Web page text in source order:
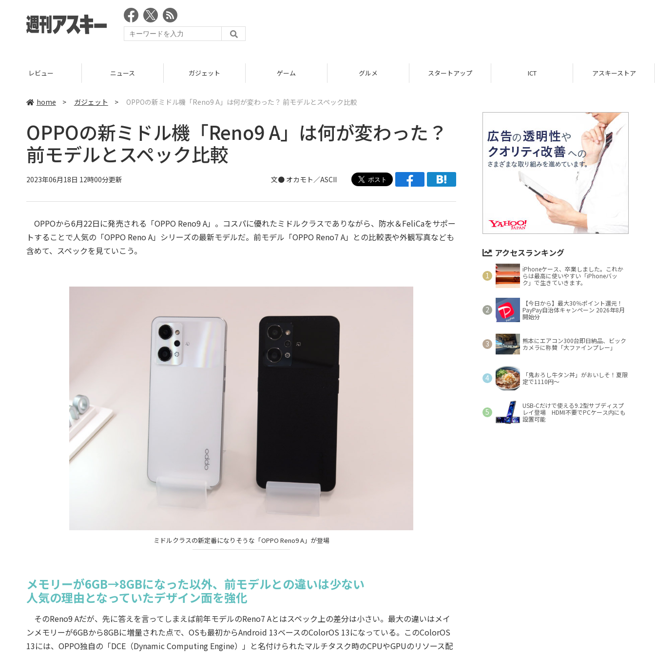
ニュース ガジェット ゲーム グルメ スタートアップ ICT アスキーストア インフォメーション
home > ガジェット > OPPOの新ミドル機「Reno9 A」は何が変わった？ 前モデルとスペック比較
OPPOの新ミドル機「Reno9 A」は何が変わった？
前モデルとスペック比較
2023年06月18日 12時00分更新 文● オカモト／ASCII
OPPOから6月22日に発売される「OPPO Reno9 A」。コスパに優れたミドルクラスでありながら、防水＆FeliCaをサポー
トすることで人気の「OPPO Reno A」シリーズの最新モデルだ。前モデル「OPPO Reno7 A」との比較表や外観写真なども
含めて、スペックを見ていこう。
ミドルクラスの新定番になりそうな「OPPO Reno9 A」が登場
メモリーが6GB→8GBになった以外、前モデルとの違いは少ない
人気の理由となっていたデザイン面を強化
そのReno9 Aだが、先に答えを言ってしまえば前年モデルのReno7 Aとはスペック上の差分は小さい。最大の違いはメイ
ンメモリーが6GBから8GBに増量された点で、OSも最初からAndroid 13ベースのColorOS 13になっている。このColorOS
13には、OPPO独自の「DCE（Dynamic Computing Engine）」と名付けられたマルチタスク時のCPUやGPUのリソース配
アクセスランキング
iPhoneケース、卒業しました。これか
らは最高に使いやすい「iPhoneバッ
ク」で生きていきます。
【今日から】最大30％ポイント還元！
PayPay自治体キャンペーン 2026年8月
開始分
熊本にエアコン300台即日納品、ビック
カメラに称賛「大ファインプレー」
「鬼おろし牛タン丼」がおいしそ！夏限
定で1110円～
USB-Cだけで使える9.2型サブディスプ
レイ登場 HDMI不要でPCケース内にも
設置可能